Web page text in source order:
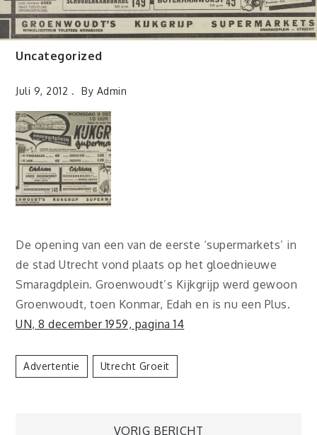
Uncategorized
Juli 9, 2012 By Admin
De opening van een van de eerste ‘supermarkets’ in
de stad Utrecht vond plaats op het gloednieuwe
Smaragdplein. Groenwoudt’s Kijkgrijp werd gewoon
Groenwoudt, toen Konmar, Edah en is nu een Plus.
UN, 8 december 1959, pagina 14
Advertentie Utrecht Groeit
VORIG BERICHT